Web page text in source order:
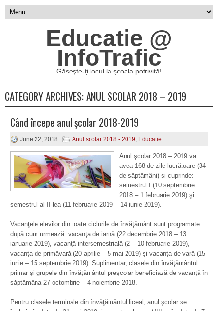
Educatie @
InfoTrafic
Găseşte-ţi locul la şcoala potrivită!
CATEGORY ARCHIVES:ANUL SCOLAR 2018 – 2019
Când începe anul şcolar 2018-2019
June 22, 2018 Anul scolar 2018 - 2019, Educatie
Anul şcolar 2018 – 2019 va
avea 168 de zile lucrătoare (34
de săptămâni) şi cuprinde:
semestrul I (10 septembrie
2018 – 1 februarie 2019) şi
semestrul al II-lea (11 februarie 2019 – 14 iunie 2019).
Vacanţele elevilor din toate ciclurile de învăţământ sunt programate
după cum urmează: vacanţa de iarnă (22 decembrie 2018 – 13
ianuarie 2019), vacanţă intersemestrială (2 – 10 februarie 2019),
vacanţa de primăvară (20 aprilie – 5 mai 2019) şi vacanţa de vară (15
iunie – 15 septembrie 2019). Suplimentar, clasele din învăţământul
primar şi grupele din învăţământul preşcolar beneficiază de vacanţă în
săptămâna 27 octombrie – 4 noiembrie 2018.
Pentru clasele terminale din învăţământul liceal, anul şcolar se